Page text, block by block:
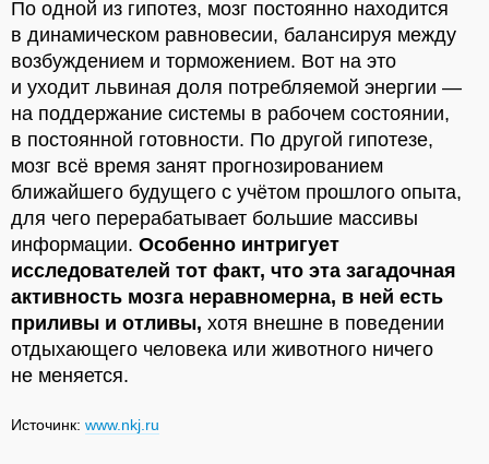
По одной из гипотез, мозг постоянно находится
в динамическом равновесии, балансируя между
возбуждением и торможением. Вот на это
и уходит львиная доля потребляемой энергии —
на поддержание системы в рабочем состоянии,
в постоянной готовности. По другой гипотезе,
мозг всё время занят прогнозированием
ближайшего будущего с учётом прошлого опыта,
для чего перерабатывает большие массивы
информации. Особенно интригует
исследователей тот факт, что эта загадочная
активность мозга неравномерна, в ней есть
приливы и отливы, хотя внешне в поведении
отдыхающего человека или животного ничего
не меняется.
Источинк: www.nkj.ru